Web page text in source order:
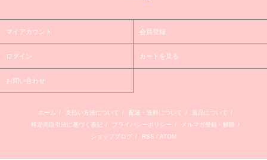
マイアカウント 会員登録
ログイン カートを見る
お問い合わせ
ホーム / 支払い方法について / 配送・送料について / 返品について /
特定商取引法に基づく表記 / プライバシーポリシー / メルマガ登録・解除 /
ショップブログ / RSS / ATOM